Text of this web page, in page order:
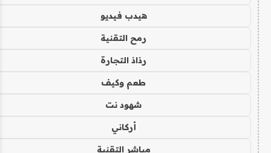
هيدب فيديو
رمح التقنية
رذاذ التجارة
طعم وكيف
شهود نت
أركاني
مباشر التقنية